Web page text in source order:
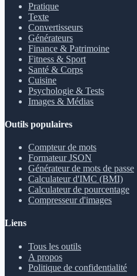
Pratique
Texte
Convertisseurs
Générateurs
Finance & Patrimoine
Fitness & Sport
Santé & Corps
Cuisine
Psychologie & Tests
Images & Médias
Outils populaires
Compteur de mots
Formateur JSON
Générateur de mots de passe
Calculateur d'IMC (BMI)
Calculateur de pourcentage
Compresseur d'images
Liens
Tous les outils
A propos
Politique de confidentialité